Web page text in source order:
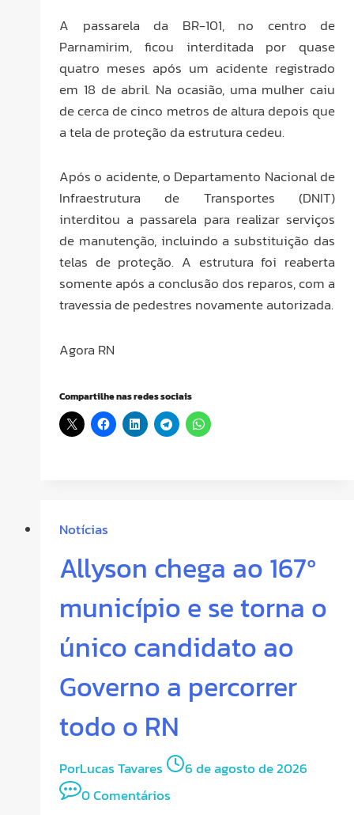
A passarela da BR-101, no centro de
Parnamirim, ficou interditada por quase
quatro meses após um acidente registrado
em 18 de abril. Na ocasião, uma mulher caiu
de cerca de cinco metros de altura depois que
a tela de proteção da estrutura cedeu.
Após o acidente, o Departamento Nacional de
Infraestrutura de Transportes (DNIT)
interditou a passarela para realizar serviços
de manutenção, incluindo a substituição das
telas de proteção. A estrutura foi reaberta
somente após a conclusão dos reparos, com a
travessia de pedestres novamente autorizada.
Agora RN
Compartilhe nas redes sociais
Notícias
Allyson chega ao 167º
município e se torna o
único candidato ao
Governo a percorrer
todo o RN
PorLucas Tavares
6 de agosto de 2026
0 Comentários